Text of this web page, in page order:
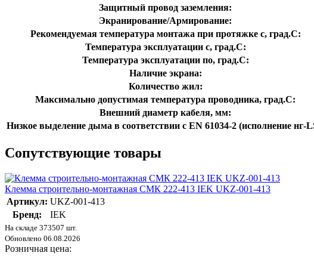
Защитный провод заземления:
Экранирование/Армирование:
Рекомендуемая температура монтажа при протяжке с, град.C:
Температура эксплуатации с, град.C:
Температура эксплуатации по, град.C:
Наличие экрана:
Количество жил:
Максимально допустимая температура проводника, град.C:
Внешний диаметр кабеля, мм:
Низкое выделение дыма в соответствии с EN 61034-2 (исполнение нг-
Сопутствующие товары
Клемма строительно-монтажная СМК 222-413 IEK UKZ-001-413
Артикул: UKZ-001-413
Бренд:
IEK
На складе 373507 шт.
Обновлено 06.08.2026
Розничная цена: